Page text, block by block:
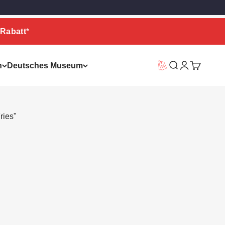
*
Deutsches Museum Vorteilswelt
Suche